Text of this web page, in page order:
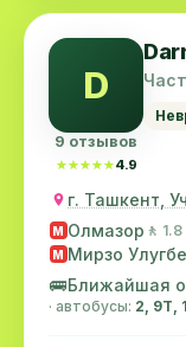
D
9 отзывов
★★★★★
★★★★★4.9
M Олмазор 🚶
M Мирзо
🚌Ближайшая
· автобусы: 2, 9Т,